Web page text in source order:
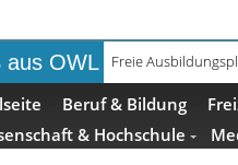
aus OWL Freie
Beruf & Bildung
& Hochschule